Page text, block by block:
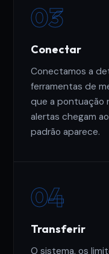
03
Conectar
Conectamos a
ferramentas de
que a pontuação
alertas chegam
padrão aparece.
04
Transferir
O sistema, os